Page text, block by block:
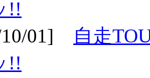
!!
10/01]
自走
!!